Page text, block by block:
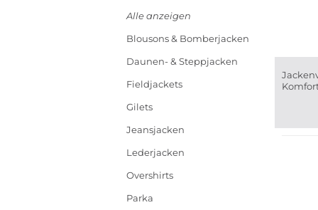
Alle anzeigen
Blousons & Bomberjacken
Daunen- & Steppjacken
Fieldjackets
Gilets
Jeansjacken
Lederjacken
Overshirts
Parka